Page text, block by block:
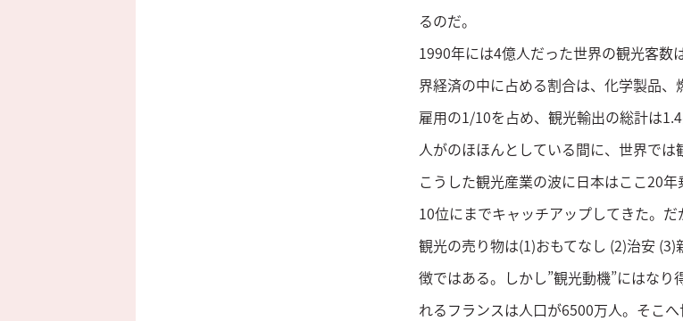
るのだ。
1990年には4億人だった世界の観光客
界経済の中に占める割合は、化学製品
雇用の1/10を占め、観光輸出の総計は
人がのほほんとしている間に、世界では
こうした観光産業の波に日本はここ20
10位にまでキャッチアップしてきた。
観光の売り物は(1)おもてなし (2)治安
徴ではある。しかし”観光動機”にはな
れるフランスは人口が6500万人。そこ